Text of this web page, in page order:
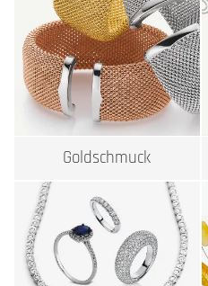
Goldschmuck